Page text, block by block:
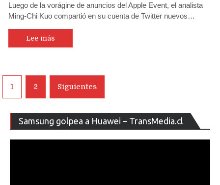
Luego de la vorágine de anuncios del Apple Event, el analista
Ming-Chi Kuo compartió en su cuenta de Twitter nuevos…
Lee más
Navegación
de
entradas
1 2 Siguientes
Samsung golpea a Huawei – TransMedia.cl
de